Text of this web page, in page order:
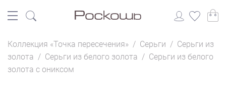
Коллекция «Точка пересечения» / Серьги / Серьги из
золота / Серьги из белого золота / Серьги из белого
золота с ониксом